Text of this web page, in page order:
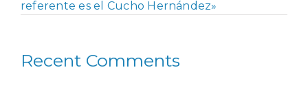
referente es el Cucho Hernández»
Recent Comments